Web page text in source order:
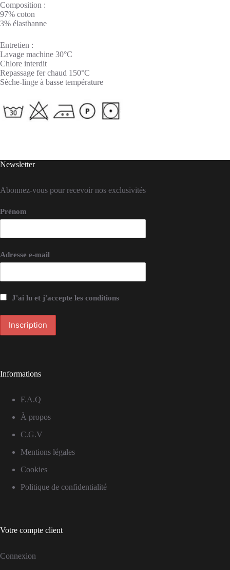
Composition :
97% coton
3% élasthanne
Entretien :
Lavage machine 30°C
Chlore interdit
Repassage fer chaud 150°C
Sèche-linge à basse température
Newsletter
Abonnez-vous pour recevoir nos exclusivités
Prénom
Adresse e-mail
J'ai lu et j'accepte les conditions
Informations
F.A.Q
À propos
C.G.V
Mentions légales
Cookies
Politique de confidentialité
Votre compte client
Connexion